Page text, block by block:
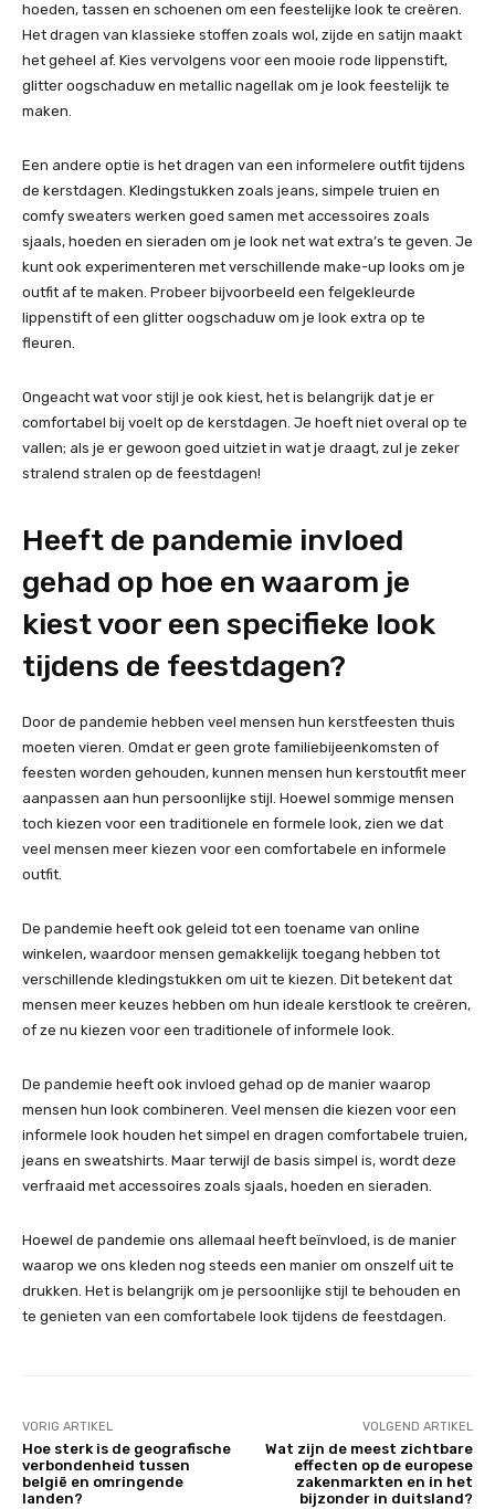
hoeden, tassen en schoenen om een feestelijke look te creëren.
Het dragen van klassieke stoffen zoals wol, zijde en satijn maakt
het geheel af. Kies vervolgens voor een mooie rode lippenstift,
glitter oogschaduw en metallic nagellak om je look feestelijk te
maken.
Een andere optie is het dragen van een informelere outfit tijdens
de kerstdagen. Kledingstukken zoals jeans, simpele truien en
comfy sweaters werken goed samen met accessoires zoals
sjaals, hoeden en sieraden om je look net wat extra’s te geven. Je
kunt ook experimenteren met verschillende make-up looks om je
outfit af te maken. Probeer bijvoorbeeld een felgekleurde
lippenstift of een glitter oogschaduw om je look extra op te
fleuren.
Ongeacht wat voor stijl je ook kiest, het is belangrijk dat je er
comfortabel bij voelt op de kerstdagen. Je hoeft niet overal op te
vallen; als je er gewoon goed uitziet in wat je draagt, zul je zeker
stralend stralen op de feestdagen!
Heeft de pandemie invloed
gehad op hoe en waarom je
kiest voor een specifieke look
tijdens de feestdagen?
Door de pandemie hebben veel mensen hun kerstfeesten thuis
moeten vieren. Omdat er geen grote familiebijeenkomsten of
feesten worden gehouden, kunnen mensen hun kerstoutfit meer
aanpassen aan hun persoonlijke stijl. Hoewel sommige mensen
toch kiezen voor een traditionele en formele look, zien we dat
veel mensen meer kiezen voor een comfortabele en informele
outfit.
De pandemie heeft ook geleid tot een toename van online
winkelen, waardoor mensen gemakkelijk toegang hebben tot
verschillende kledingstukken om uit te kiezen. Dit betekent dat
mensen meer keuzes hebben om hun ideale kerstlook te creëren,
of ze nu kiezen voor een traditionele of informele look.
De pandemie heeft ook invloed gehad op de manier waarop
mensen hun look combineren. Veel mensen die kiezen voor een
informele look houden het simpel en dragen comfortabele truien,
jeans en sweatshirts. Maar terwijl de basis simpel is, wordt deze
verfraaid met accessoires zoals sjaals, hoeden en sieraden.
Hoewel de pandemie ons allemaal heeft beïnvloed, is de manier
waarop we ons kleden nog steeds een manier om onszelf uit te
drukken. Het is belangrijk om je persoonlijke stijl te behouden en
te genieten van een comfortabele look tijdens de feestdagen.
VORIG ARTIKEL
Hoe sterk is de geografische
verbondenheid tussen
belgië en omringende
landen?
VOLGEND ARTIKEL
Wat zijn de meest zichtbare
effecten op de europese
zakenmarkten en in het
bijzonder in duitsland?